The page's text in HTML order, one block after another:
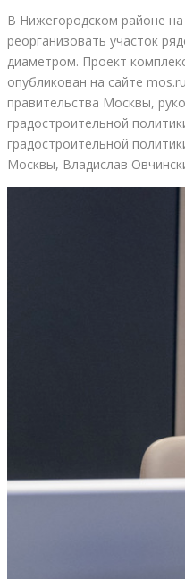
В Нижегородском районе
реорганизовать участок
диаметром. Проект
опубликован на сайте
правительства Москвы,
градостроительной
градостроительной
Москвы, Владислав